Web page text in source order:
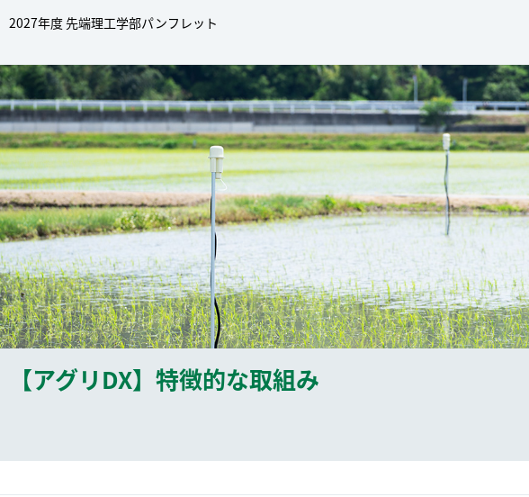
2027年度 先端理工学部パンフレット
【アグリDX】特徴的な取組み